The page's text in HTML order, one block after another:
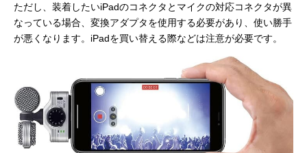
ただし、装着したいiPadのコネクタとマイクの対応コネクタが異
なっている場合、変換アダプタを使用する必要があり、使い勝手
が悪くなります。iPadを買い替える際などは注意が必要です。